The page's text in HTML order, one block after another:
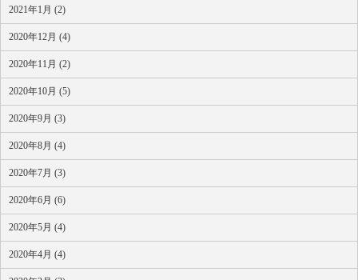
2021年1月 (2)
2020年12月 (4)
2020年11月 (2)
2020年10月 (5)
2020年9月 (3)
2020年8月 (4)
2020年7月 (3)
2020年6月 (6)
2020年5月 (4)
2020年4月 (4)